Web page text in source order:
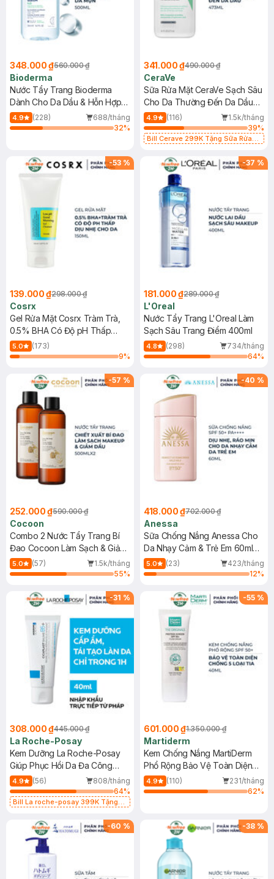
348.000 ₫560.000 ₫
Bioderma
Nước Tẩy Trang Bioderma
Dành Cho Da Dầu & Hỗn Hợp
500ml
4.9 (228)
688/tháng
32%
341.000 ₫490.000 ₫
CeraVe
Sữa Rửa Mặt CeraVe Sạch Sâu
Cho Da Thường Đến Da Dầu
473ml
4.9 (116)
1.5k/tháng
39%
Bill Cerave 299K Tặng Sữa Rửa
-53 %
139.000 ₫298.000 ₫
Cosrx
Gel Rửa Mặt Cosrx Tràm Trà,
0.5% BHA Có Độ pH Thấp
150ml
5.0
(173)
9%
-37 %
181.000 ₫289.000 ₫
L'Oreal
Nước Tẩy Trang L'Oreal Làm
Sạch Sâu Trang Điểm 400ml
4.8 (298)
734/tháng
64%
-57 %
252.000 ₫590.000 ₫
Cocoon
Combo 2 Nước Tẩy Trang Bí
Đao Cocoon Làm Sạch & Giảm
Dầu 500ml
5.0 (57)
1.5k/tháng
55%
-40 %
418.000 ₫702.000 ₫
Anessa
Sữa Chống Nắng Anessa Cho
Da Nhạy Cảm & Trẻ Em 60ml
(Mới)
5.0 (23)
423/tháng
12%
-31 %
308.000 ₫445.000 ₫
La Roche-Posay
Kem Dưỡng La Roche-Posay
Giúp Phục Hồi Da Đa Công
Dụng 40ml
4.9 (56)
808/tháng
64%
Bill La roche-posay 399K Tặng
(SL có hạn)
-55 %
601.000 ₫1.350.000 ₫
Martiderm
Kem Chống Nắng MartiDerm
Phổ Rộng Bảo Vệ Toàn Diện
40ml
4.9 (110)
231/tháng
62%
-60 % -38 %